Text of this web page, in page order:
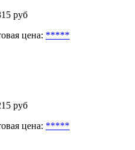
руб
цена: *****
руб
цена: *****